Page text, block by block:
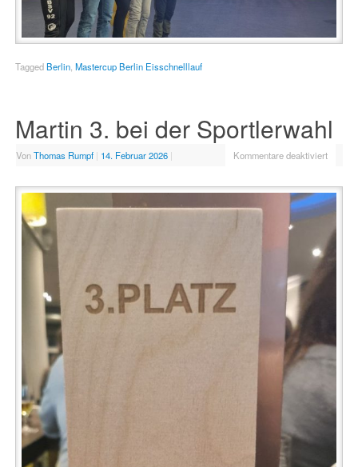
TaggedBerlin, Mastercup Berlin Eisschnelllauf
Martin 3. bei der Sportlerwahl
VonThomas Rumpf | 14. Februar 2026 | Kommentare deaktiviert